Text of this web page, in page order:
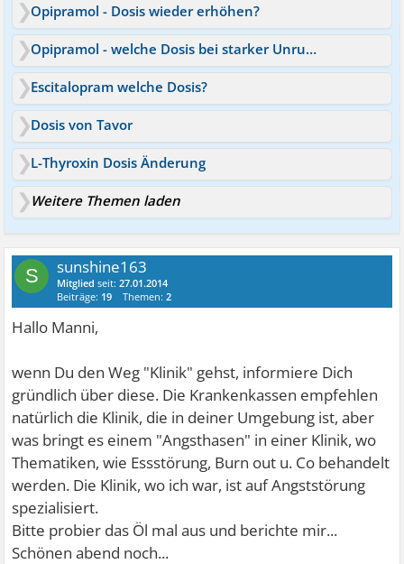
Opipramol - Dosis wieder erhöhen?
Opipramol - welche Dosis bei starker Unruhe?
Escitalopram welche Dosis?
Dosis von Tavor
L-Thyroxin Dosis Änderung
Weitere Themen laden
S sunshine163
Mitglied seit:27.01.2014
Beiträge: 19 Themen:2
Hallo Manni,
wenn Du den Weg "Klinik" gehst, informiere Dich
gründlich über diese. Die Krankenkassen empfehlen
natürlich die Klinik, die in deiner Umgebung ist, aber
was bringt es einem "Angsthasen" in einer Klinik, wo
Thematiken, wie Essstörung, Burn out u. Co behandelt
werden. Die Klinik, wo ich war, ist auf Angststörung
spezialisiert.
Bitte probier das Öl mal aus und berichte mir...
Schönen abend noch...